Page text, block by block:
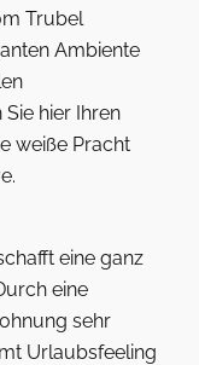
Trubel
Ambiente
hier Ihren
weiße Pracht
eine ganz
eine
sehr
Urlaubsfeeling